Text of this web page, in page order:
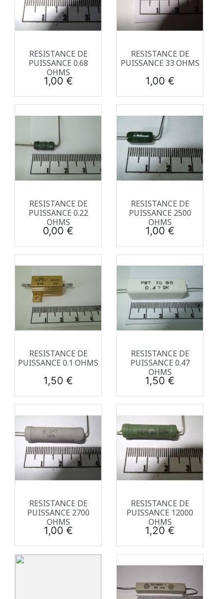
RESISTANCE DE
PUISSANCE 0.68
OHMS
Prix
1,00 €
RESISTANCE DE
PUISSANCE 33 OHMS
Prix
1,00 €
RESISTANCE DE
PUISSANCE 0.22
OHMS
Prix
0,00 €
RESISTANCE DE
PUISSANCE 2500
OHMS
Prix
1,00 €
RESISTANCE DE
PUISSANCE 0.1 OHMS
Prix
1,50 €
RESISTANCE DE
PUISSANCE 0.47
OHMS
Prix
1,50 €
RESISTANCE DE
PUISSANCE 2700
OHMS
Prix
1,00 €
RESISTANCE DE
PUISSANCE 12000
OHMS
Prix
1,20 €